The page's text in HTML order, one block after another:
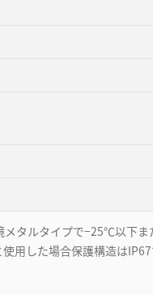
タルタイプで−25℃以下
用した場合保護構造はIP67